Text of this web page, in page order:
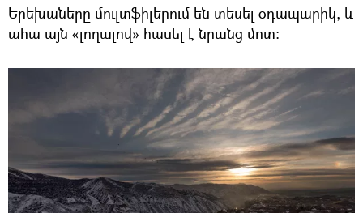
Երեխաները մուլտֆիլերում են տեսել օդապարիկ, և
ահա այն «լողալով» հասել է նրանց մոտ։